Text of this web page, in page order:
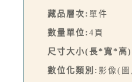
藏品層次: 單件
數量單位: 4頁
尺寸大小(長*寬*高
數位化類別: 影像(圖